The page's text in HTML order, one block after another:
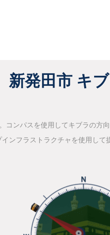
新発田市 キ
コンパスを使用してキブラの方
ンフラストラクチャを使用し